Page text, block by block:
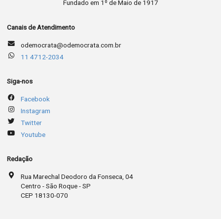
Fundado em 1º de Maio de 1917
Canais de Atendimento
odemocrata@odemocrata.com.br
11 4712-2034
Siga-nos
Facebook
Instagram
Twitter
Youtube
Redação
Rua Marechal Deodoro da Fonseca, 04
Centro - São Roque - SP
CEP 18130-070